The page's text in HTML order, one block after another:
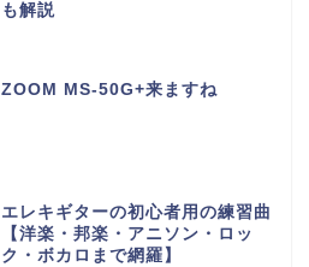
も解説
ZOOM MS-50G+来ますね
エレキギターの初心者用の練習曲
【洋楽・邦楽・アニソン・ロッ
ク・ボカロまで網羅】